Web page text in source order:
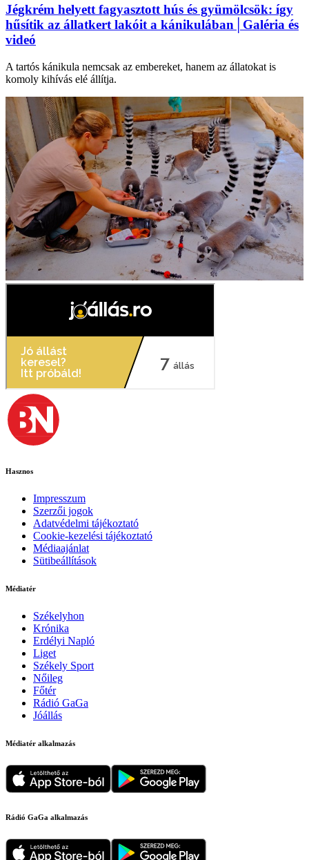
Jégkrém helyett fagyasztott hús és gyümölcsök: így
hűsítik az állatkert lakóit a kánikulában│Galéria és
videó
A tartós kánikula nemcsak az embereket, hanem az állatokat is
komoly kihívás elé állítja.
Hasznos
Impresszum
Szerzői jogok
Adatvédelmi tájékoztató
Cookie-kezelési tájékoztató
Médiaajánlat
Sütibeállítások
Médiatér
Székelyhon
Krónika
Erdélyi Napló
Liget
Székely Sport
Nőileg
Főtér
Rádió GaGa
Jóállás
Médiatér alkalmazás
Rádió GaGa alkalmazás